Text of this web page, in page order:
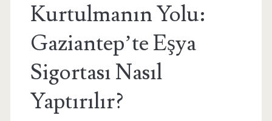
Kurtulmanın Yolu:
Gaziantep’te Eşya
Sigortası Nasıl
Yaptırılır?